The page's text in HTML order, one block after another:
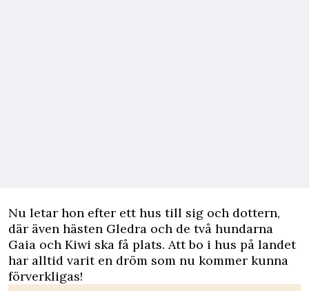
Nu letar hon efter ett hus till sig och dottern,
där även hästen Gledra och de två hundarna
Gaia och Kiwi ska få plats. Att bo i hus på landet
har alltid varit en dröm som nu kommer kunna
förverkligas!